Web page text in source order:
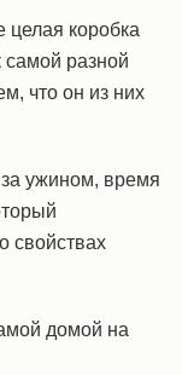
коробка
разной
что он из них
ужином, время
свойствах
домой на